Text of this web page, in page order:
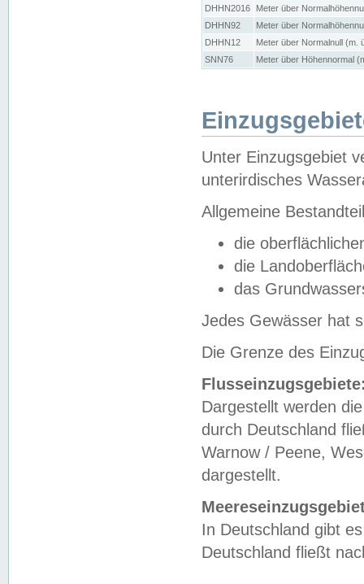
DHHN2016
Meter über
DHHN92
Meter über
DHHN12
Meter über Normalnull (m.
SNN76
Meter über Höhennormal
Unter Einzugsgebiet
unterirdisches
Allgemeine
die
die
das
Jedes Gewässer hat
Die Grenze des
Dargestellt werden
durch Deutschland
Warnow / Peene,
dargestellt.
In Deutschland gibt
Deutschland fließt